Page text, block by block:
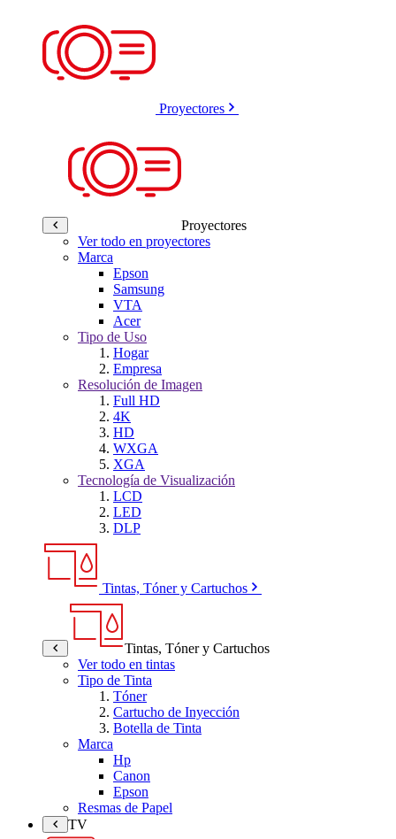
Proyectores
Proyectores
Ver todo en proyectores
Marca
Epson
Samsung
VTA
Acer
Tipo de Uso
Hogar
Empresa
Resolución de Imagen
Full HD
4K
HD
WXGA
XGA
Tecnología de Visualización
LCD
LED
DLP
Tintas, Tóner y Cartuchos
Tintas, Tóner y Cartuchos
Ver todo en tintas
Tipo de Tinta
Tóner
Cartucho de Inyección
Botella de Tinta
Marca
Hp
Canon
Epson
Resmas de Papel
TV